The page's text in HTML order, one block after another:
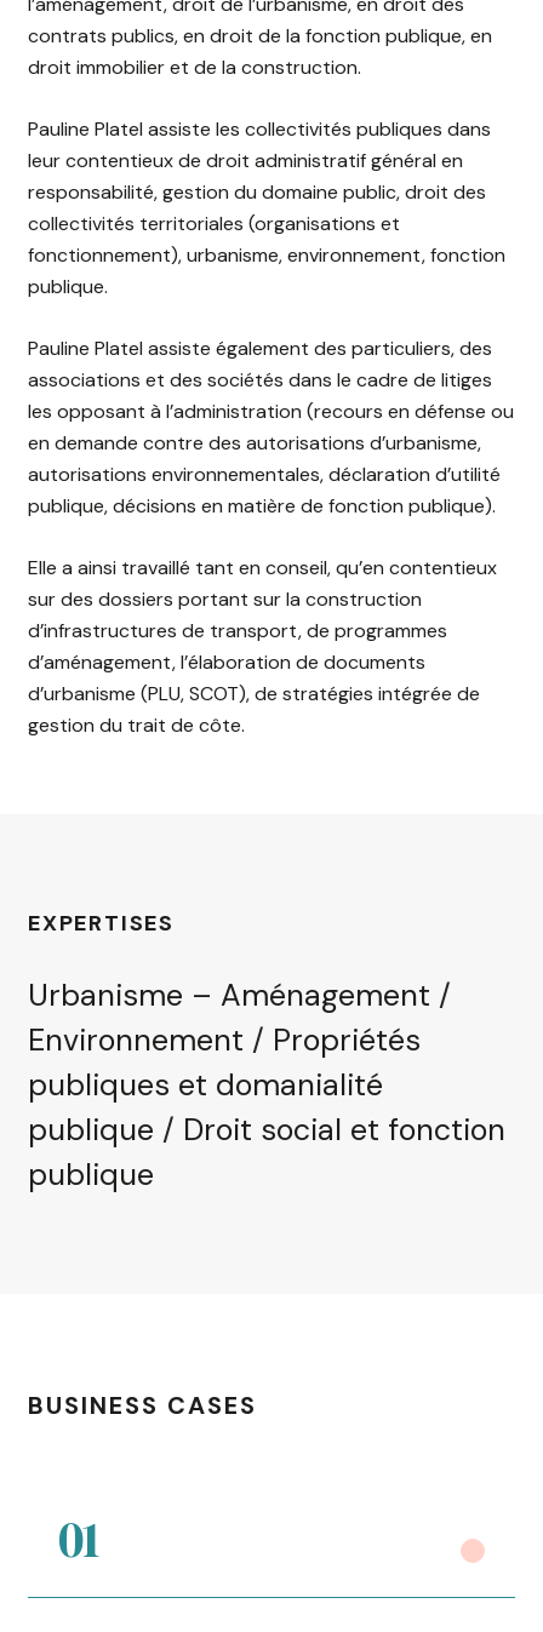
contrats publics, en droit de la fonction publique, en
droit immobilier et de la construction.
Pauline Platel assiste les collectivités publiques dans
leur contentieux de droit administratif général en
responsabilité, gestion du domaine public, droit des
collectivités territoriales (organisations et
fonctionnement), urbanisme, environnement, fonction
publique.
Pauline Platel assiste également des particuliers, des
associations et des sociétés dans le cadre de litiges
les opposant à l’administration (recours en défense ou
en demande contre des autorisations d’urbanisme,
autorisations environnementales, déclaration d’utilité
publique, décisions en matière de fonction publique).
Elle a ainsi travaillé tant en conseil, qu’en contentieux
sur des dossiers portant sur la construction
d’infrastructures de transport, de programmes
d’aménagement, l’élaboration de documents
d’urbanisme (PLU, SCOT), de stratégies intégrée de
gestion du trait de côte.
EXPERTISES
Urbanisme – Aménagement /
Environnement / Propriétés
publiques et domanialité
publique / Droit social et fonction
publique
BUSINESS CASES
01